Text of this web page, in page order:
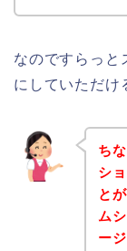
なのですらっと
にしていただけ
ち
シ
と
ム
ー